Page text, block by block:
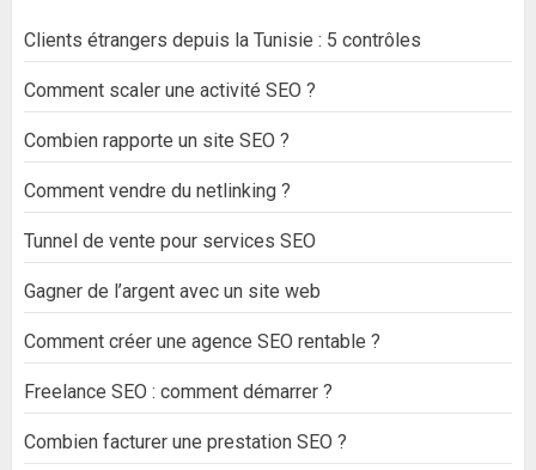
Clients étrangers depuis la Tunisie : 5 contrôles
Comment scaler une activité SEO ?
Combien rapporte un site SEO ?
Comment vendre du netlinking ?
Tunnel de vente pour services SEO
Gagner de l’argent avec un site web
Comment créer une agence SEO rentable ?
Freelance SEO : comment démarrer ?
Combien facturer une prestation SEO ?